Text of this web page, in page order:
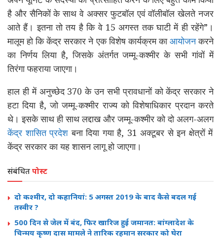
है और सैनिकों के साथ वे अक्सर फुटबॉल एवं वॉलीबॉल खेलते नजर
आते हैं। इतना तो तय है कि वे 15 अगस्त तक घाटी में ही रहेंगे”।
मालूम हो कि केंद्र सरकार ने एक विशेष कार्यक्रम काआयोजनकरने
का निर्णय लिया है, जिसके अंतर्गत जम्मू-कश्मीर के सभी गांवों में
तिरंगा फहराया जाएगा।
हाल ही में अनुच्छेद 370 के उन सभी प्रावधानों को केंद्र सरकार ने
हटा दिया है, जो जम्मू-कश्मीर राज्य को विशेषाधिकार प्रदान करते
थे। इसके साथ ही साथ लद्दाख और जम्मू-कश्मीर को दो अलग-अलग
केंद्र शासित प्रदेश बना दिया गया है, 31 अक्टूबर से इन क्षेत्रों में
केंद्र सरकार का यह शासन लागू हो जाएगा।
संबंधितपोस्ट
दो कश्मीर, दो कहानियां: 5 अगस्त 2019 के बाद कैसे बदल गई
तस्वीर ?
500 दिन से जेल में बंद, फिर खारिज हुई जमानत: बांग्लादेश के
चिन्मय कृष्ण दास मामले ने तारिक रहमान सरकार को घेरा